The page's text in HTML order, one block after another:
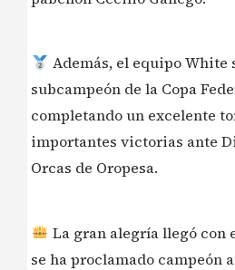
Además, el equipo White
subcampeón de la Copa
completando un excelente
importantes victorias ante
Orcas de Oropesa.
La gran alegría llegó con
se ha proclamado campeón